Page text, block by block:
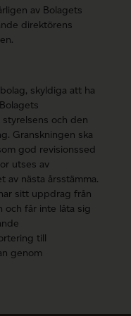
av Bolagets
direktörens
skyldiga att ha
och den
Granskningen ska
god revisionssed
utses av
av nästa årsstämma.
sitt uppdrag från
och får inte låta sig
till
genom